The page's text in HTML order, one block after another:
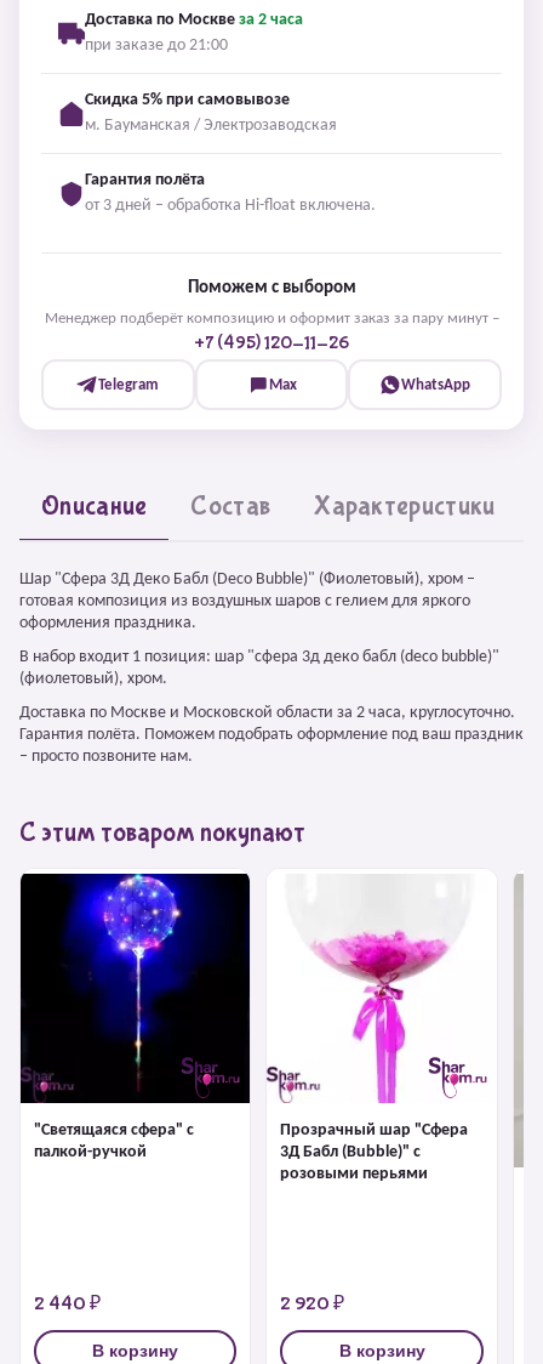
Доставка по Москве за 2 часа
при заказе до 21:00
Скидка 5% при самовывозе
м. Бауманская / Электрозаводская
Гарантия полёта
от 3 дней – обработка Hi-float включена.
Поможем с выбором
Менеджер подберёт композицию и оформит заказ за пару минут –
+7 (495) 120-11-26
Telegram Max WhatsApp
Описание Состав Характеристики
Шар "Сфера 3Д Деко Бабл (Deco Bubble)" (Фиолетовый), хром –
готовая композиция из воздушных шаров с гелием для яркого
оформления праздника.
В набор входит 1 позиция: шар "сфера 3д деко бабл (deco bubble)"
(фиолетовый), хром.
Доставка по Москве и Московской области за 2 часа, круглосуточно.
Гарантия полёта. Поможем подобрать оформление под ваш праздник
– просто позвоните нам.
С этим товаром покупают
"Светящаяся сфера" с
палкой-ручкой
2 440 ₽
В корзину
Прозрачный шар "Сфера
3Д Бабл (Bubble)" с
розовыми перьями
2 920 ₽
В корзину